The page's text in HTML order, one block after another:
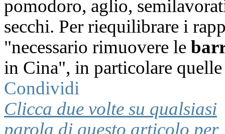
pomodoro, aglio,
secchi. Per riequilibrare i
"necessario rimuovere le
in Cina", in particolare
Condividi
Clicca due volte su qualsiasi
parola di questo articolo per